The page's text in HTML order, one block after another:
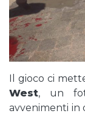
Il gioco ci
West, un
avvenimenti in